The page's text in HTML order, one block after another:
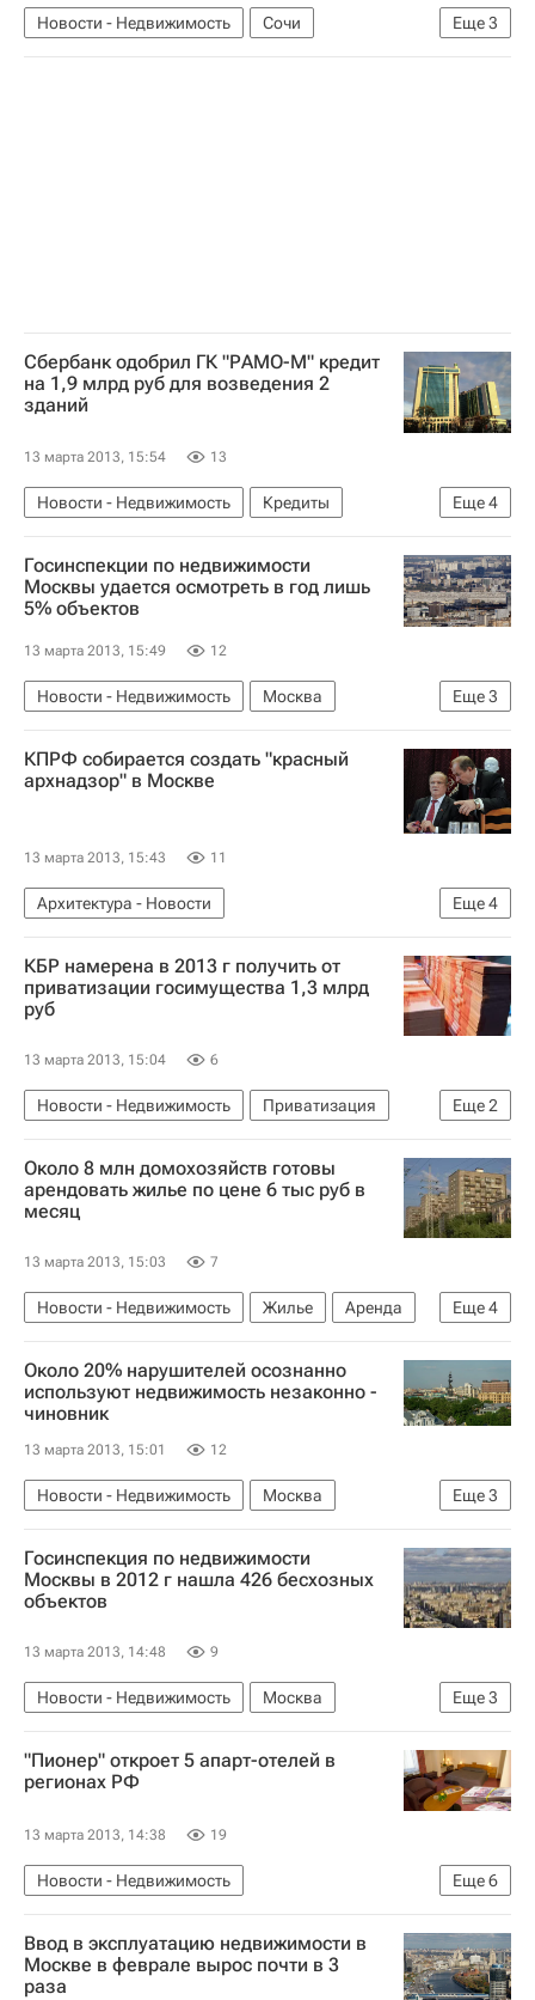
Еще3
Новости - Недвижимость
Сочи
Инфраструктура
Недвижимость Россия
Сбербанк одобрил ГК "РАМО-М" кредит
на 1,9 млрд руб для возведения 2
зданий
13 марта 2013, 15:54 13
Еще4
Новости - Недвижимость
Кредиты
Краснодар
Строительство
Сбербанк России
Россия
Госинспекции по недвижимости
Москвы удается осмотреть в год лишь
5% объектов
13 марта 2013, 15:49 12
Еще3
Новости - Недвижимость
Москва
Недвижимость
Земельные участки Россия
КПРФ собирается создать "красный
архнадзор" в Москве
13 марта 2013, 15:43 11
Еще4
Архитектура - Новости
Новости - Недвижимость
Москва
Архитектура
Россия
КБР намерена в 2013 г получить от
приватизации госимущества 1,3 млрд
руб
13 марта 2013, 15:04 6
Еще2
Новости - Недвижимость
Приватизация
Кабардино-Балкарская Республика (КБР)
Россия
Около 8 млн домохозяйств готовы
арендовать жилье по цене 6 тыс руб в
месяц
13 марта 2013, 15:03 7
Еще4
Новости - Недвижимость Жилье
Аренда
Фонд РЖС
MIPIM MIPIM-2013 Россия
Около 20% нарушителей осознанно
используют недвижимость незаконно -
чиновник
13 марта 2013, 15:01 12
Еще3
Новости - Недвижимость
Москва
Нарушения
Недвижимость Россия
Госинспекция по недвижимости
Москвы в 2012 г нашла 426 бесхозных
объектов
13 марта 2013, 14:48 9
Еще3
Новости - Недвижимость
Москва
Недвижимость
2012 год: события, итоги, комментарии
"Пионер" откроет 5 апарт-отелей в
регионах РФ
13 марта 2013, 14:38 19
Еще6
Новости - Недвижимость
Коммерческая недвижимость
Строительство
Отели
ГК "Пионер" MIPIM-2013 Россия
Ввод в эксплуатацию недвижимости в
Москве в феврале вырос почти в 3
раза